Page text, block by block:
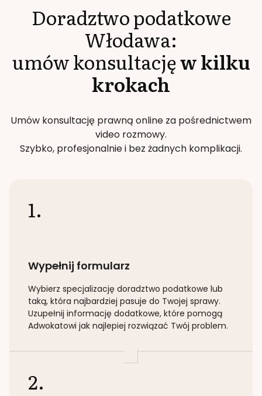
Doradztwo podatkowe
Włodawa:
umów konsultacjęw kilku
krokach
Umów konsultację prawną online za pośrednictwem
video rozmowy.
Szybko, profesjonalnie i bez żadnych komplikacji.
1.
Wypełnij formularz
Wybierz specjalizację doradztwo podatkowe lub
taką, która najbardziej pasuje do Twojej sprawy.
Uzupełnij informację dodatkowe, które pomogą
Adwokatowi jak najlepiej rozwiązać Twój problem.
2.